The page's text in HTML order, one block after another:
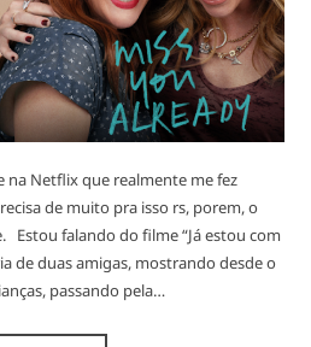
na Netflix que realmente me fez
de muito pra isso rs, porem, o
falando do filme “Já estou com
de duas amigas, mostrando desde o
passando pela…